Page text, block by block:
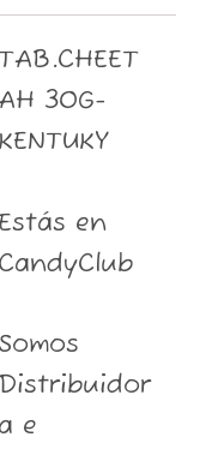
TAB.CHEET
30G-
KENTUKY
Estás en
CandyClub
Somos
Distribuidor
a e